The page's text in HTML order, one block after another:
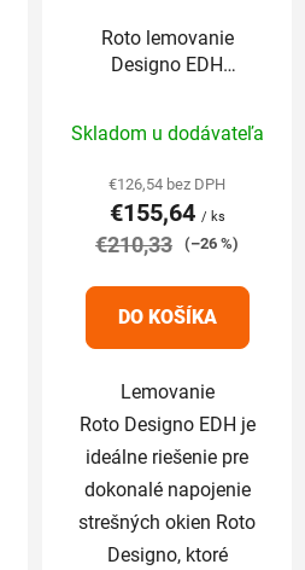
Roto lemovanie
Designo EDH
nad 5cmhodnotenie
produktu
je
5,0
5
hviezdičiek.
Skladom u dodávateľa
€126,54 bez DPH
€155,64 / ks
€210,33 (–26 %)
DO KOŠÍKA
Lemovanie
Roto Designo EDH je
ideálne riešenie pre
dokonalé napojenie
strešných okien Roto
Designo, ktoré